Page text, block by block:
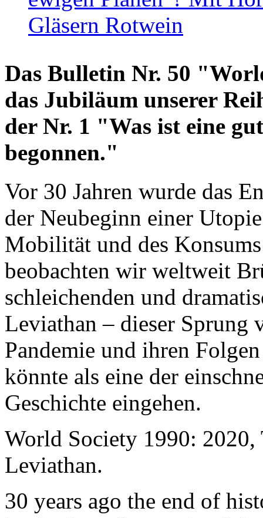
Gläsern Rotwein
Das Bulletin Nr. 50
das Jubiläum unserer
der Nr. 1 "Was ist eine
begonnen."
Vor 30 Jahren wurde das
der Neubeginn einer
Mobilität und des
beobachten wir weltweit
schleichenden und
Leviathan – dieser Sprung
Pandemie und ihren
könnte als eine der
Geschichte eingehen.
World Society 1990: 2020,
Leviathan.
30 years ago the end of